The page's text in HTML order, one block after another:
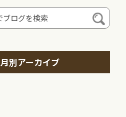
月別アーカイブ